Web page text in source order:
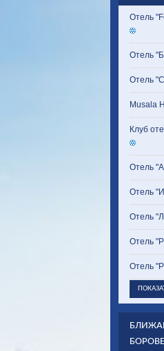
Отель
Отель
Отель
Musala
Клуб
Отель
Отель
Отель
Отель
Отель